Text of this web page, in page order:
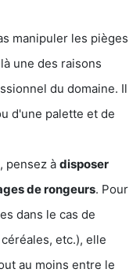
manipuler les pièges
une des raisons
du domaine. Il
d'une palette et de
pensez à disposer
de rongeurs. Pour
dans le cas de
etc.), elle
au moins entre le